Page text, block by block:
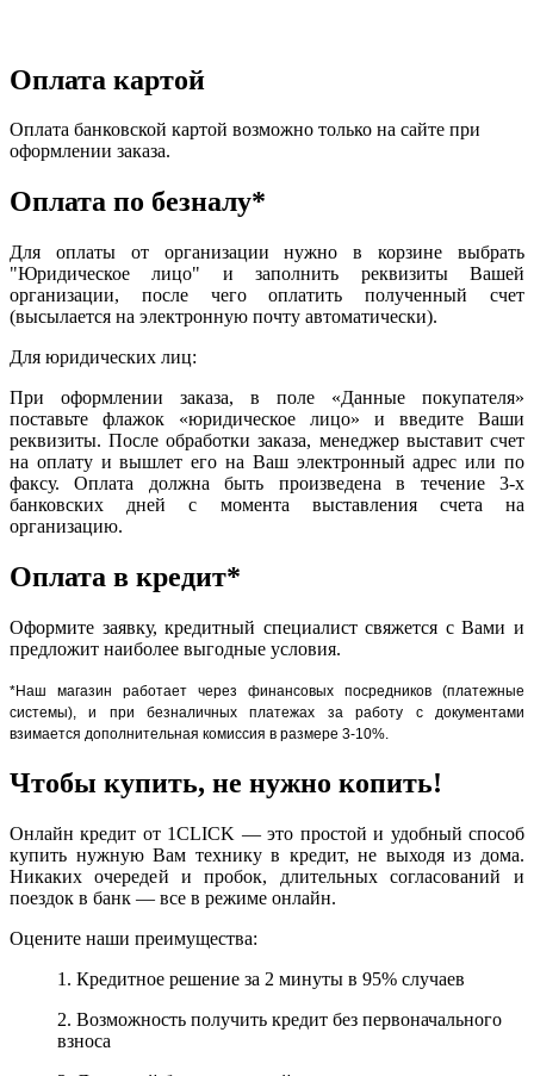
Оплата картой
Оплата банковской картой возможно только на сайте при
оформлении заказа.
Оплата по безналу*
Для оплаты от организации нужно в корзине выбрать
"Юридическое лицо" и заполнить реквизиты Вашей
организации, после чего оплатить полученный счет
(высылается на электронную почту автоматически).
Для юридических лиц:
При оформлении заказа, в поле «Данные покупателя»
поставьте флажок «юридическое лицо» и введите Ваши
реквизиты. После обработки заказа, менеджер выставит счет
на оплату и вышлет его на Ваш электронный адрес или по
факсу. Оплата должна быть произведена в течение 3-х
банковских дней с момента выставления счета на
организацию.
Оплата в кредит*
Оформите заявку, кредитный специалист свяжется с Вами и
предложит наиболее выгодные условия.
*Наш магазин работает через финансовых посредников (платежные
системы), и при безналичных платежах за работу с документами
взимается дополнительная комиссия в размере 3-10%.
Чтобы купить, не нужно копить!
Онлайн кредит от 1CLICK — это простой и удобный способ
купить нужную Вам технику в кредит, не выходя из дома.
Никаких очередей и пробок, длительных согласований и
поездок в банк — все в режиме онлайн.
Оцените наши преимущества:
1. Кредитное решение за 2 минуты в 95% случаев
2. Возможность получить кредит без первоначального
взноса